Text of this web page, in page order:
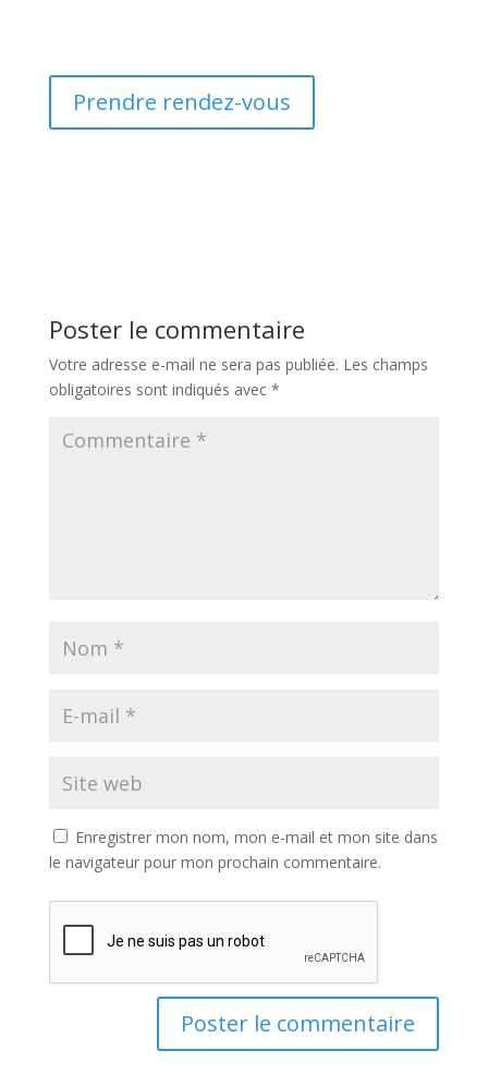
Prendre rendez-vous
Poster le commentaire
Votre adresse e-mail ne sera pas publiée. Les champs
obligatoires sont indiqués avec *
Enregistrer mon nom, mon e-mail et mon site dans
le navigateur pour mon prochain commentaire.